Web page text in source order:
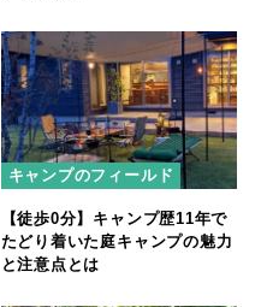
キャンプのフィールド
【徒歩0分】キャンプ歴11年で
たどり着いた庭キャンプの魅力
と注意点とは